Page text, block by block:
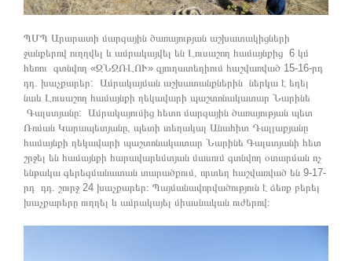
ՊՄՊ Արարատի մարզային ծառայության աշխատակիցների
ջանքերով ուղղվել և ամրակայվել են Լուսաշող համայնքից 6 կմ
հեռու գտնվող «ԶՆՋՌԼՈՒ» գյուղատեղիում հաշվառված 15-16-րդ
դդ. խաչքարեր: Ամրակայման աշխատանքներին ներկա է եղել
նաև Լուսաշող համայնքի ղեկավարի պաշտոնակատար Նարինե
Գալստյանը: Ամրակայումից հետո մարզային ծառայության պետ
Ռոման Կարապետյանը, պետի տեղակալ Անահիտ Դալլաքյանը
համայնքի ղեկավարի պաշտոնակատար Նարինե Գալստյանի հետ
շրջել են համայնքի հարավարևմտյան մասում գտնվող օտարման ոչ
ենթակա գերեզմանատան տարածքում, որտեղ հաշվառված են 9-17-
րդ դդ. շուրջ 24 խաչքարեր։ Պայմանավորվածություն է ձեռք բերել
խաչքարերը ուղղել և ամրակայել միասնական ուժերով։